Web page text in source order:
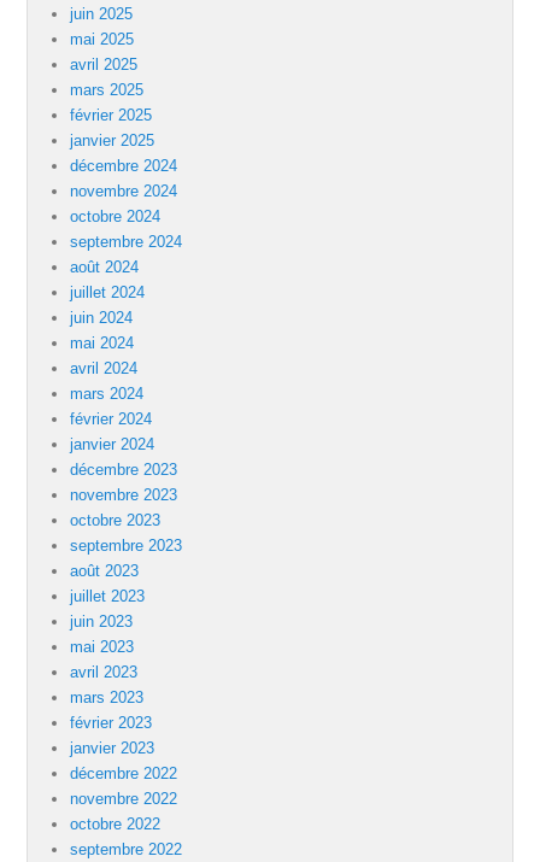
juin 2025
mai 2025
avril 2025
mars 2025
février 2025
janvier 2025
décembre 2024
novembre 2024
octobre 2024
septembre 2024
août 2024
juillet 2024
juin 2024
mai 2024
avril 2024
mars 2024
février 2024
janvier 2024
décembre 2023
novembre 2023
octobre 2023
septembre 2023
août 2023
juillet 2023
juin 2023
mai 2023
avril 2023
mars 2023
février 2023
janvier 2023
décembre 2022
novembre 2022
octobre 2022
septembre 2022